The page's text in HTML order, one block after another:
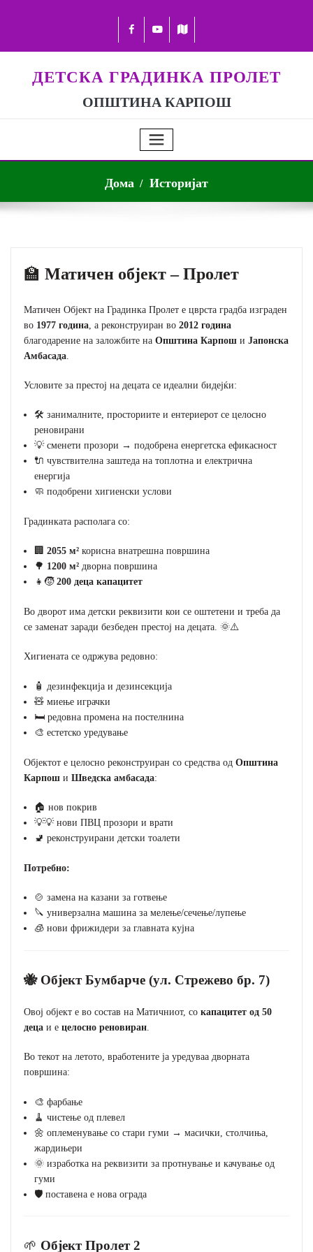
ДЕТСКА ГРАДИНКА ПРОЛЕТ
ОПШТИНА КАРПОШ
Дома Историјат
🏫 Матичен објект – Пролет
Матичен Објект на Градинка Пролет е цврста градба изграден
во 1977 година, а реконструиран во 2012 година
благодарение на заложбите на Општина Карпоши Јапонска
Амбасада.
Условите за престој на децата се идеални бидејќи:
🛠️ занималните, просториите и ентериерот се целосно
реновирани
💡 сменети прозори → подобрена енергетска ефикасност
🔌 чувствителна заштеда на топлотна и електрична
енергија
🧼 подобрени хигиенски услови
Градинката располага со:
🏢 2055 м²корисна внатрешна површина
🌳 1200 м²дворна површина
👧🧒200 деца капацитет
Во дворот има детски реквизити кои се оштетени и треба да
се заменат заради безбеден престој на децата. 🌞⚠️
Хигиената се одржува редовно:
🧴 дезинфекција и дезинсекција
🧸 миење играчки
🛏️ редовна промена на постелнина
🎨 естетско уредување
Објектот е целосно реконструиран со средства од Општина
Карпоши Шведска амбасада:
🏠 нов покрив
💡💡 нови ПВЦ прозори и врати
🚽 реконструирани детски тоалети
Потребно:
🍲 замена на казани за готвење
🔪 универзална машина за мелење/сечење/лупење
🧊 нови фрижидери за главната кујна
🐝 Објект Бумбарче (ул. Стрежево бр. 7)
Овој објект е во состав на Матичниот, со капацитет од 50
децаи е целосно реновиран.
Во текот на летото, вработените ја уредуваа дворната
површина:
🎨 фарбање
🧹 чистење од плевел
🌼 оплеменување со стари гуми → масички, столчиња,
жардињери
🌞 изработка на реквизити за протнување и качување од
гуми
🛡️ поставена е нова ограда
🌱 Објект Пролет 2